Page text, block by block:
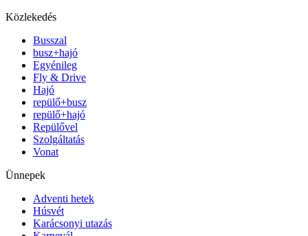
Közlekedés
Busszal
busz+hajó
Egyénileg
Fly & Drive
Hajó
repülő+busz
repülő+hajó
Repülővel
Szolgáltatás
Vonat
Ünnepek
Adventi hetek
Húsvét
Karácsonyi utazás